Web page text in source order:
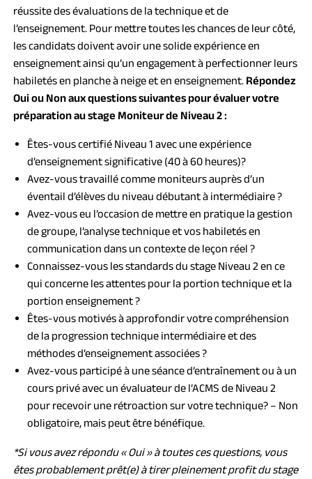
réussite des évaluations de la technique et de
l’enseignement. Pour mettre toutes les chances de leur côté,
les candidats doivent avoir une solide expérience en
enseignement ainsi qu’un engagement à perfectionner leurs
habiletés en planche à neige et en enseignement. Répondez
Oui ou Non aux questions suivantes pour évaluer votre
préparation au stage Moniteur de Niveau 2 :
Êtes-vous certifié Niveau 1 avec une expérience
d’enseignement significative (40 à 60 heures)?
Avez-vous travaillé comme moniteurs auprès d’un
éventail d’élèves du niveau débutant à intermédiaire ?
Avez-vous eu l’occasion de mettre en pratique la gestion
de groupe, l’analyse technique et vos habiletés en
communication dans un contexte de leçon réel ?
Connaissez-vous les standards du stage Niveau 2 en ce
qui concerne les attentes pour la portion technique et la
portion enseignement ?
Êtes-vous motivés à approfondir votre compréhension
de la progression technique intermédiaire et des
méthodes d’enseignement associées ?
Avez-vous participé à une séance d’entraînement ou à un
cours privé avec un évaluateur de l’ACMS de Niveau 2
pour recevoir une rétroaction sur votre technique? – Non
obligatoire, mais peut être bénéfique.
*Si vous avez répondu « Oui » à toutes ces questions, vous
êtes probablement prêt(e) à tirer pleinement profit du stage